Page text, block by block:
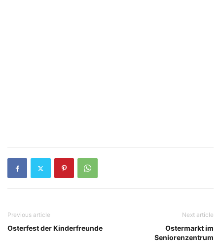
Previous article
Osterfest der Kinderfreunde
Next article
Ostermarkt im
Seniorenzentrum